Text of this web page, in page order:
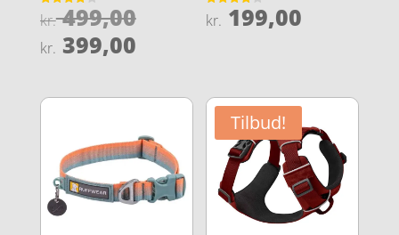
Vurderet
4.1
kr.499,00Den
oprindelige
kr. 499,00.
kr. 399,00Den
pris
kr. 399,00.
Vurderet
4.1
kr. 199,00
Tilbud!